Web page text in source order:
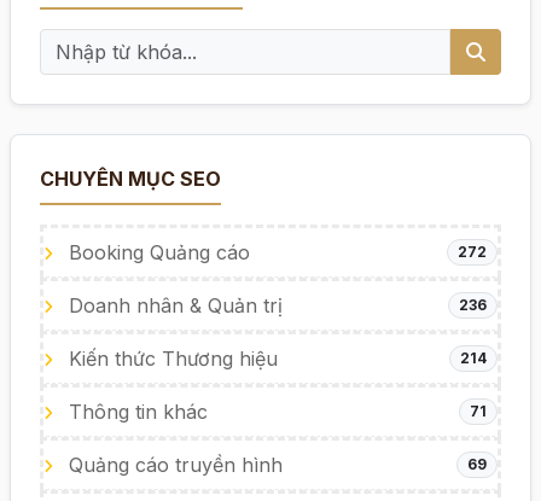
CHUYÊN MỤC SEO
Booking Quảng cáo 272
Doanh nhân & Quản trị 236
Kiến thức Thương hiệu 214
Thông tin khác 71
Quảng cáo truyền hình 69